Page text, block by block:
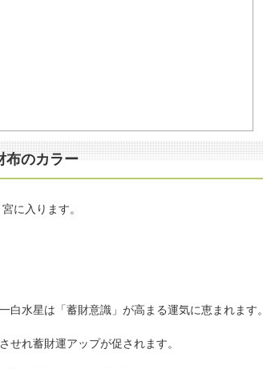
布のカラー
に入ります。
水星は「蓄財意識」が高まる運気に恵まれます。
せれ蓄財運アップが促されます。